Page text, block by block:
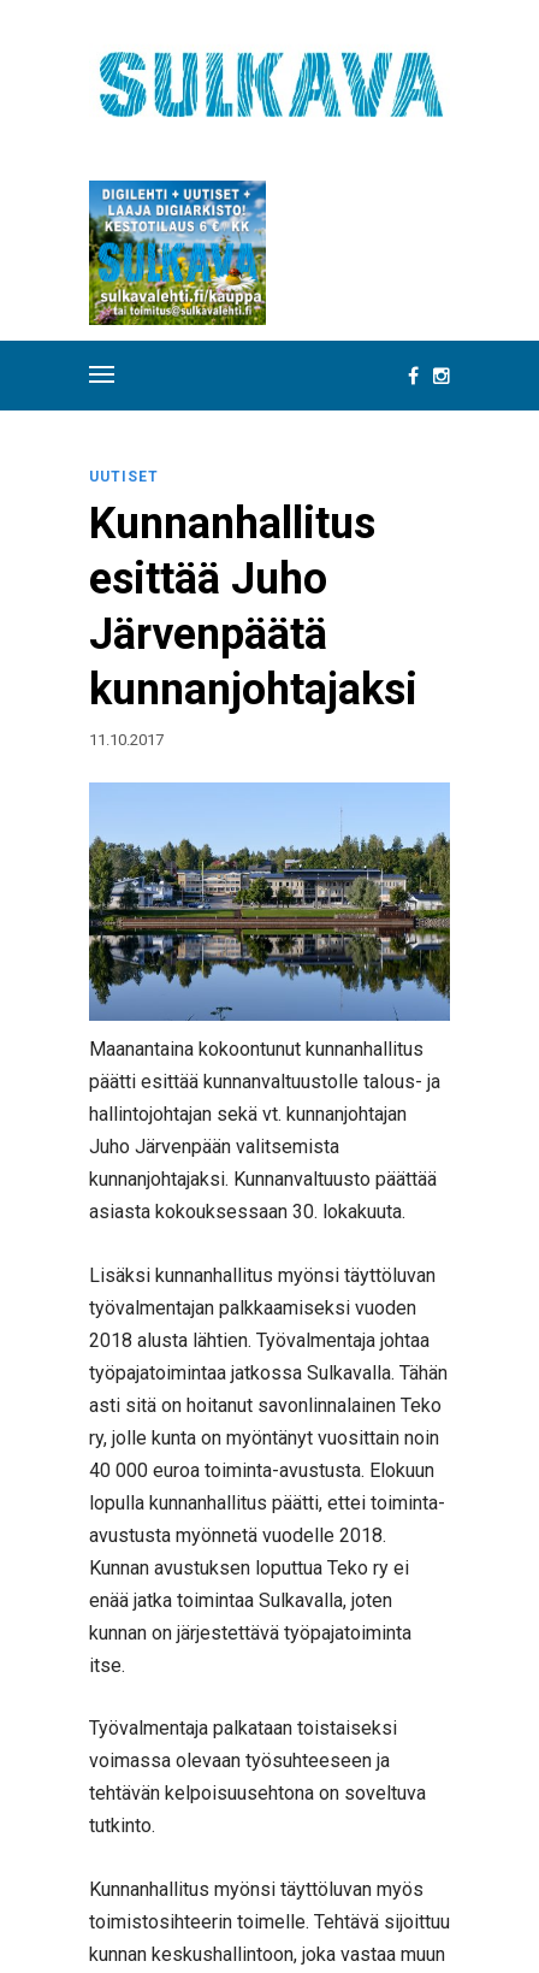
UUTISET
Kunnanhallitus
esittää Juho
Järvenpäätä
kunnanjohtajaksi
11.10.2017
Maanantaina kokoontunut kunnanhallitus
päätti esittää kunnanvaltuustolle talous- ja
hallintojohtajan sekä vt. kunnanjohtajan
Juho Järvenpään valitsemista
kunnanjohtajaksi. Kunnanvaltuusto päättää
asiasta kokouksessaan 30. lokakuuta.
Lisäksi kunnanhallitus myönsi täyttöluvan
työvalmentajan palkkaamiseksi vuoden
2018 alusta lähtien. Työvalmentaja johtaa
työpajatoimintaa jatkossa Sulkavalla. Tähän
asti sitä on hoitanut savonlinnalainen Teko
ry, jolle kunta on myöntänyt vuosittain noin
40 000 euroa toiminta-avustusta. Elokuun
lopulla kunnanhallitus päätti, ettei toiminta-
avustusta myönnetä vuodelle 2018.
Kunnan avustuksen loputtua Teko ry ei
enää jatka toimintaa Sulkavalla, joten
kunnan on järjestettävä työpajatoiminta
itse.
Työvalmentaja palkataan toistaiseksi
voimassa olevaan työsuhteeseen ja
tehtävän kelpoisuusehtona on soveltuva
tutkinto.
Kunnanhallitus myönsi täyttöluvan myös
toimistosihteerin toimelle. Tehtävä sijoittuu
kunnan keskushallintoon, joka vastaa muun